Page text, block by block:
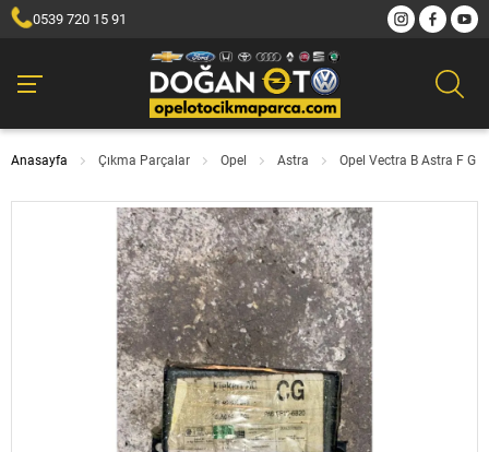
0539 720 15 91
Anasayfa Çıkma Parçalar Opel Astra Opel Vectra B Astra F G